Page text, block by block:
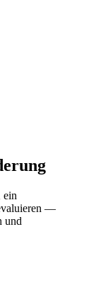
ein
—
und